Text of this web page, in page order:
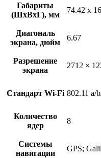
Габариты
(ШxВxГ), мм
74.42 x
Диагональ
экрана, дюйм
6.67
Разрешение
экрана
2712 ×
Стандарт Wi-Fi 802.11 a/
Количество
ядер
8
Системы
навигации
GPS;